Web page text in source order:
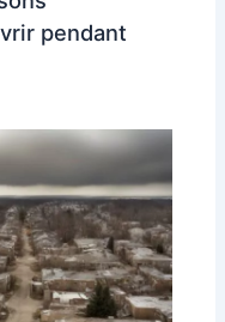
pendant